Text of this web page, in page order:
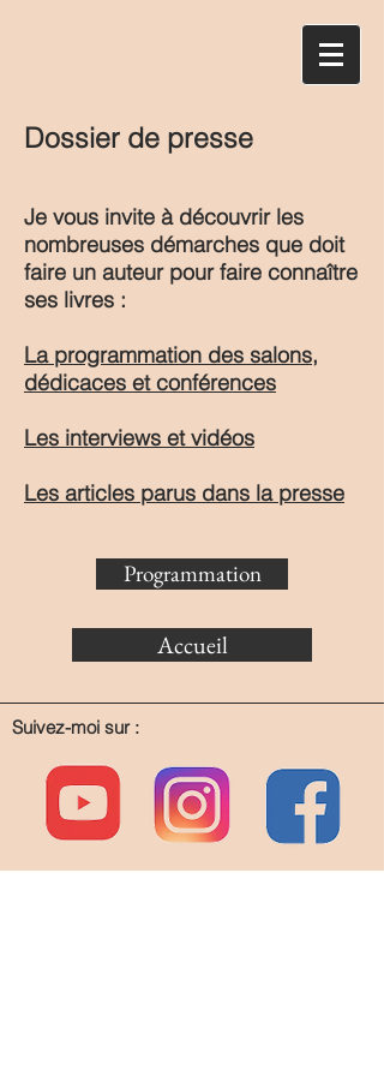
Dossier de presse
Je vous invite à découvrir les
nombreuses démarches que doit
faire un auteur pour faire connaître
ses livres :
La programmation des salons,
dédicaces et conférences
Les interviews et vidéos
Les articles parus dans la presse
Programmation
Accueil
Suivez-moi sur :